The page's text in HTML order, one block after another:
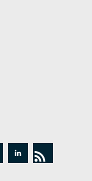
lin rs